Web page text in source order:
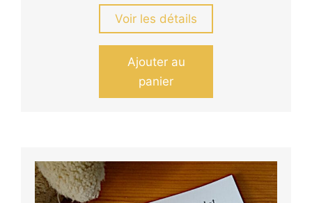
Voir les détails
Ajouter au
panier